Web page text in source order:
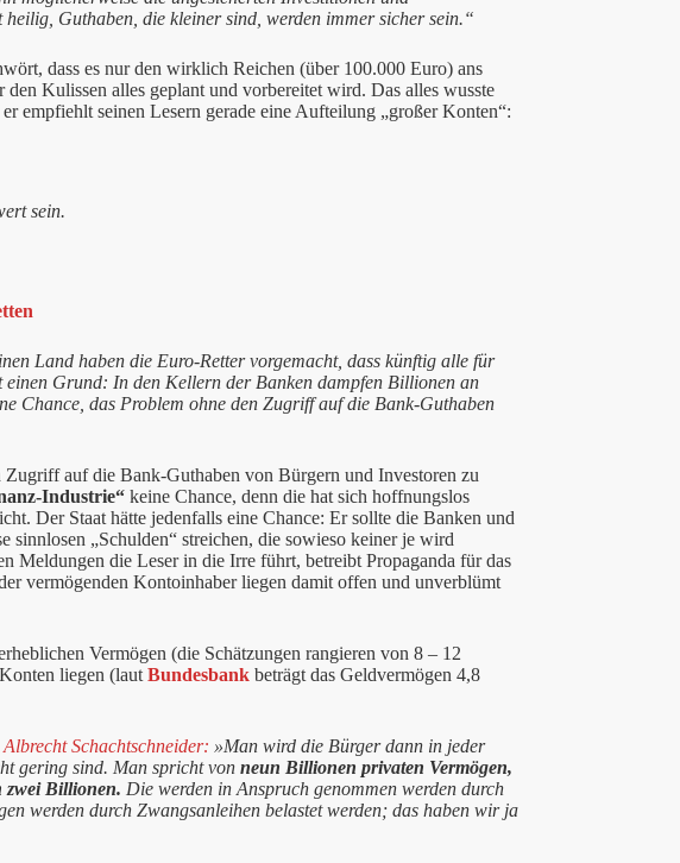
Guthaben, die kleiner sind, werden immer sicher sein.“
dass es nur den wirklich Reichen (über 100.000 Euro) ans
Kulissen alles geplant und vorbereitet wird. Das alles wusste
empfiehlt seinen Lesern gerade eine Aufteilung „großer Konten“:
sein.
Land haben die Euro-Retter vorgemacht, dass künftig alle für
Grund: In den Kellern der Banken dampfen Billionen an
Chance, das Problem ohne den Zugriff auf die Bank-Guthaben
auf die Bank-Guthaben von Bürgern und Investoren zu
Industrie“keine Chance, denn die hat sich hoffnungslos
Der Staat hätte jedenfalls eine Chance: Er sollte die Banken und
sinnlosen „Schulden“ streichen, die sowieso keiner je wird
Meldungen die Leser in die Irre führt, betreibt Propaganda für das
vermögenden Kontoinhaber liegen damit offen und unverblümt
Vermögen (die Schätzungen rangieren von 8 – 12
liegen (laut Bundesbankbeträgt das Geldvermögen 4,8
Schachtschneider: »Man wird die Bürger dann in jeder
gering sind. Man spricht von neun Billionen privaten Vermögen,
zwei Billionen. Die werden in Anspruch genommen werden durch
werden durch Zwangsanleihen belastet werden; das haben wir ja